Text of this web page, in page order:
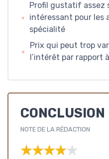
Profil gustatif assez
intéressant pour les
spécialité
Prix qui peut trop
l’intérêt par rapport
CONCLUSION
NOTE DE LA RÉDACTION
★★★★★
★★★★★